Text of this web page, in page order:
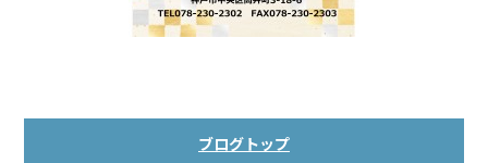
ブログトップ